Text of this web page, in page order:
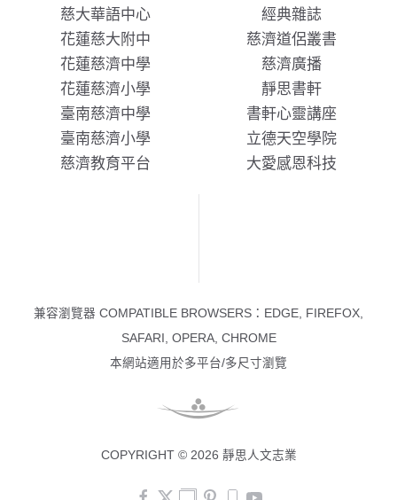
慈大華語中心
花蓮慈大附中
花蓮慈濟中學
花蓮慈濟小學
臺南慈濟中學
臺南慈濟小學
慈濟教育平台
經典雜誌
慈濟道侶叢書
慈濟廣播
靜思書軒
書軒心靈講座
立德天空學院
大愛感恩科技
兼容瀏覽器 COMPATIBLE BROWSERS：EDGE, FIREFOX,
SAFARI, OPERA, CHROME
本網站適用於多平台/多尺寸瀏覽
COPYRIGHT © 2026 靜思人文志業